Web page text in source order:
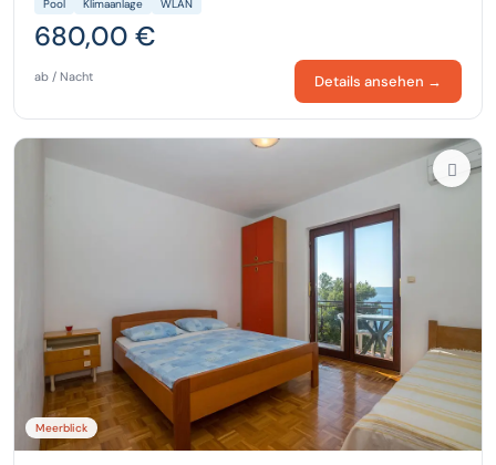
Pool Klimaanlage WLAN
680,00 €
ab / Nacht Details ansehen →
Meerblick